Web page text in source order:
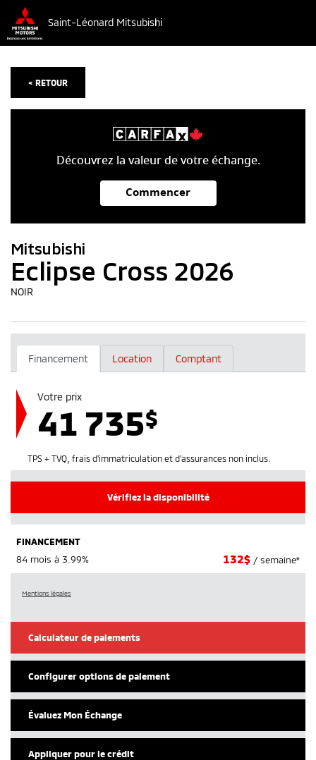
Saint-Léonard Mitsubishi
< RETOUR
Découvrez la valeur de votre échange.
Commencer
Mitsubishi
Eclipse Cross 2026
NOIR
Financement Location Comptant
Votre prix
41 735$
TPS + TVQ, frais d'immatriculation et d'assurances non inclus.
Vérifiez la disponibilité
FINANCEMENT
84 mois à 3.99%
132$ / semaine*
Mentions légales
Calculateur de paiements
Configurer options de paiement
Évaluez Mon Échange
Appliquer pour le crédit